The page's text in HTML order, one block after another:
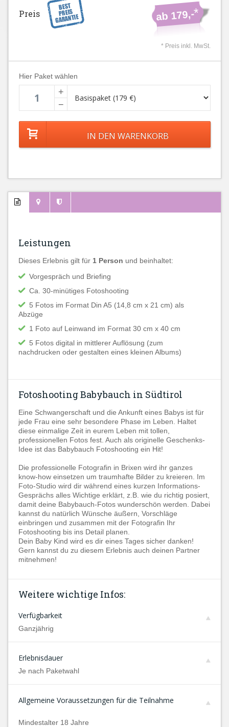
ab 179,-*
Preis
* Preis inkl. MwSt.
Hier Paket wählen
+
−
Leistungen
Dieses Erlebnis gilt für 1 Person und beinhaltet:
Vorgespräch und Briefing
Ca. 30-minütiges Fotoshooting
5 Fotos im Format Din A5 (14,8 cm x 21 cm) als
Abzüge
1 Foto auf Leinwand im Format 30 cm x 40 cm
5 Fotos digital in mittlerer Auflösung (zum
nachdrucken oder gestalten eines kleinen Albums)
Fotoshooting Babybauch in Südtirol
Eine Schwangerschaft und die Ankunft eines Babys ist für
jede Frau eine sehr besondere Phase im Leben. Haltet
diese einmalige Zeit in eurem Leben mit tollen,
professionellen Fotos fest. Auch als originelle Geschenks-
Idee ist das Babybauch Fotoshooting ein Hit!
Die professionelle Fotografin in Brixen wird ihr ganzes
know-how einsetzen um traumhafte Bilder zu kreieren. Im
Foto-Studio wird dir während eines kurzen Informations-
Gesprächs alles Wichtige erklärt, z.B. wie du richtig posiert,
damit deine Babybauch-Fotos wunderschön werden. Dabei
kannst du natürlich Wünsche äußern, Vorschläge
einbringen und zusammen mit der Fotografin Ihr
Fotoshooting bis ins Detail planen.
Dein Baby Kind wird es dir eines Tages sicher danken!
Gern kannst du zu diesem Erlebnis auch deinen Partner
mitnehmen!
Weitere wichtige Infos:
Verfügbarkeit
Ganzjährig
Erlebnisdauer
Je nach Paketwahl
Allgemeine Voraussetzungen für die Teilnahme
Mindestalter 18 Jahre